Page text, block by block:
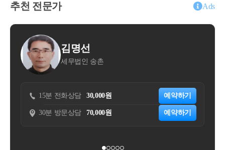
추천 전문가 Ads
김명선
세무법인 송촌
전화상담 30,000원
방문상담 70,000원
15분 전화상담
30분 방문상담